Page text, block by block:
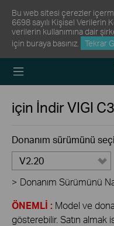
Bu web sitesi çerezler
6698 sayılı Kişisel Verilerin
verilerin kullanımına dair
için buraya basınız. Tekrar
TP-
için İndirVIGI
Donanım sürümünü
V2.20
> Donanım Sürümünü
ÖNEMLİ : Model ve
gösterebilir. Satın almak